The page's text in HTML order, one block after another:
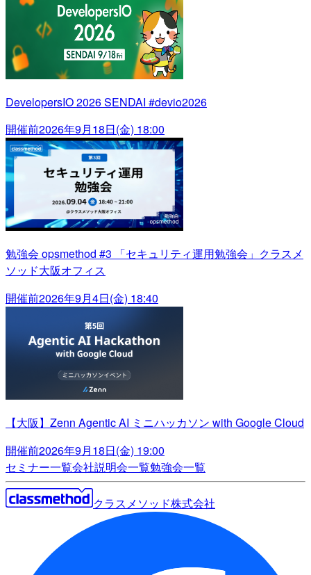
DevelopersIO 2026 SENDAI #devio2026
開催前2026年9月18日(金) 18:00
勉強会 opsmethod #3 「セキュリティ運用勉強会」クラスメ
ソッド大阪オフィス
開催前2026年9月4日(金) 18:40
【大阪】Zenn Agentic AI ミニハッカソン with Google Cloud
開催前2026年9月18日(金) 19:00
セミナー一覧会社説明会一覧勉強会一覧
クラスメソッド株式会社